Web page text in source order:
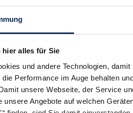
alles für Sie
und andere Technologien,
Performance im Auge behalten
unsere Webseite, der Service
unsere Angebote auf welchen